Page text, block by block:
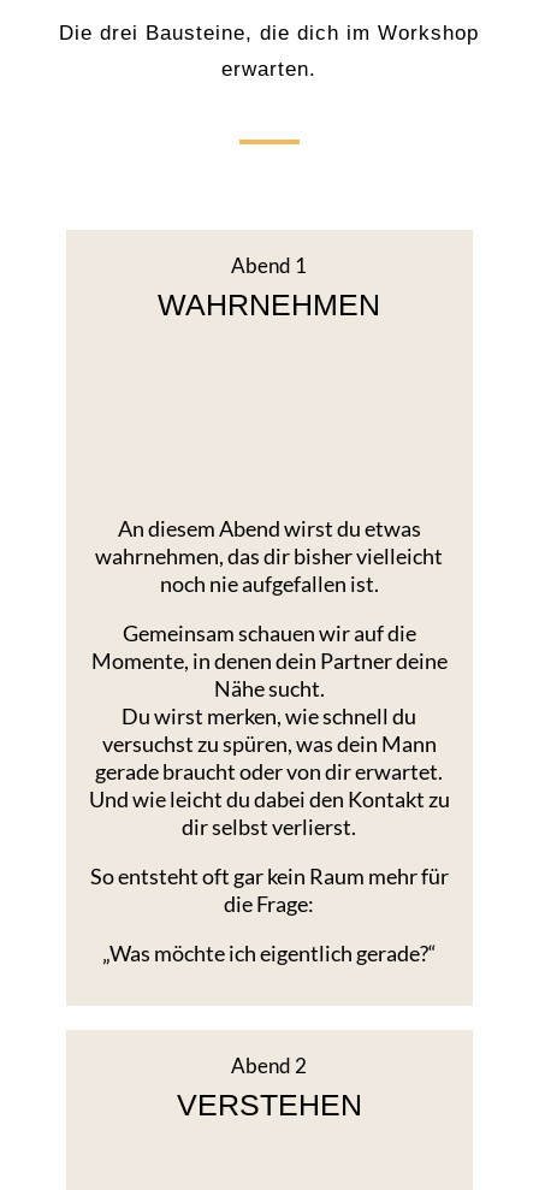
Die drei Bausteine, die dich im Workshop
erwarten.
Abend 1
WAHRNEHMEN
An diesem Abend wirst du etwas
wahrnehmen, das dir bisher vielleicht
noch nie aufgefallen ist.
Gemeinsam schauen wir auf die
Momente, in denen dein Partner deine
Nähe sucht.
Du wirst merken, wie schnell du
versuchst zu spüren, was dein Mann
gerade braucht oder von dir erwartet.
Und wie leicht du dabei den Kontakt zu
dir selbst verlierst.
So entsteht oft gar kein Raum mehr für
die Frage:
„Was möchte ich eigentlich gerade?“
Abend 2
VERSTEHEN